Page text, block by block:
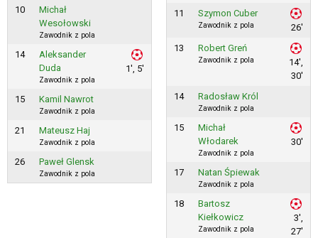
10
Michał
Wesołowski
Zawodnik z pola
14
Aleksander
Duda
Zawodnik z pola
1', 5'
15 Kamil Nawrot
Zawodnik z pola
21 Mateusz Haj
Zawodnik z pola
26 Paweł Glensk
Zawodnik z pola
11 Szymon Cuber
Zawodnik z pola
26'
13
Robert Greń
Zawodnik z pola
14',
30'
14
Radosław Król
Zawodnik z pola
15
Michał
Włodarek
Zawodnik z pola
30'
17 Natan Śpiewak
Zawodnik z pola
18
Bartosz
Kiełkowicz
Zawodnik z pola
3',
27'